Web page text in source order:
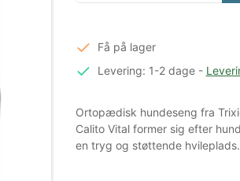
Få på lager
Levering: 1-2 dage-
Ortopædisk hundeseng fra
Calito Vital former sig efter
en tryg og støttende hvileplads.